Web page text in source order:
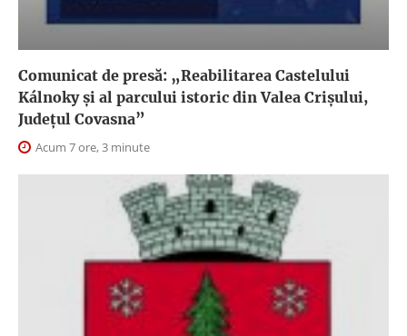
Comunicat de presă: „Reabilitarea Castelului
Kálnoky și al parcului istoric din Valea Crișului,
Județul Covasna”
Acum 7 ore, 3 minute